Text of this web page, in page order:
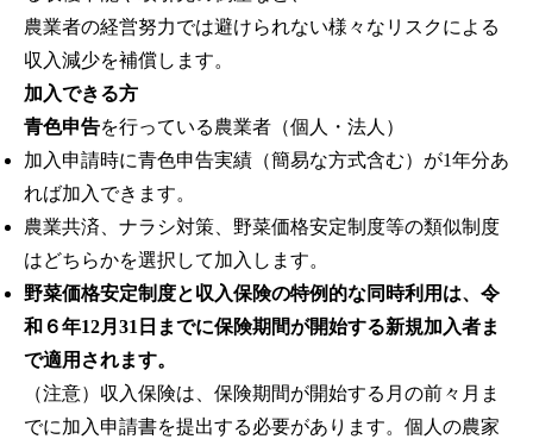
農業者の経営努力では避けられない様々なリスクによる
収入減少を補償します。
加入できる方
青色申告を行っている農業者（個人・法人）
加入申請時に青色申告実績（簡易な方式含む）が1年分あ
れば加入できます。
農業共済、ナラシ対策、野菜価格安定制度等の類似制度
はどちらかを選択して加入します。
野菜価格安定制度と収入保険の特例的な同時利用は、令
和６年12月31日までに保険期間が開始する新規加入者ま
で適用されます。
（注意）収入保険は、保険期間が開始する月の前々月ま
でに加入申請書を提出する必要があります。個人の農家